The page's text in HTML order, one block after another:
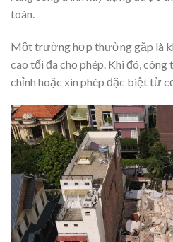
toàn.
Một trường hợp thường gặp là
cao tối đa cho phép. Khi đó,
chỉnh hoặc xin phép đặc biệt từ